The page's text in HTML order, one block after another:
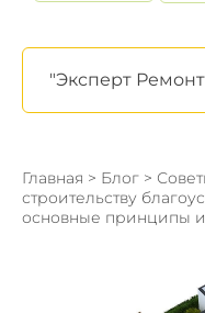
"Эксперт
Главная > Блог >
строительству
основные принципы